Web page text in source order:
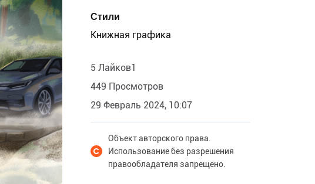
Стили
Книжная графика
5 Лайков1
449 Просмотров
29 Февраль 2024, 10:07
Объект авторского права.
Использование без разрешения
правообладателя запрещено.